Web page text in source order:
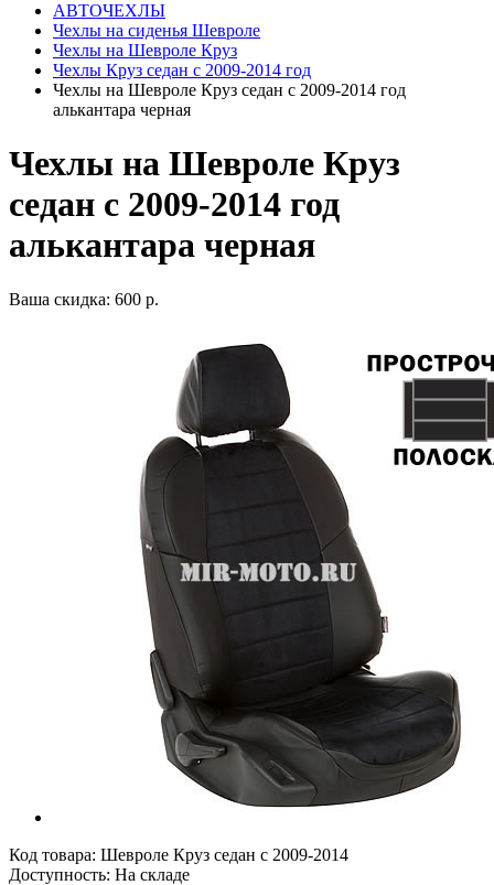
АВТОЧЕХЛЫ
Чехлы на сиденья Шевроле
Чехлы на Шевроле Круз
Чехлы Круз седан с 2009-2014 год
Чехлы на Шевроле Круз седан с 2009-2014 год
алькантара черная
Чехлы на Шевроле Круз
седан с 2009-2014 год
алькантара черная
Ваша скидка: 600 р.
Код товара: Шевроле Круз седан с 2009-2014
Доступность: На складе